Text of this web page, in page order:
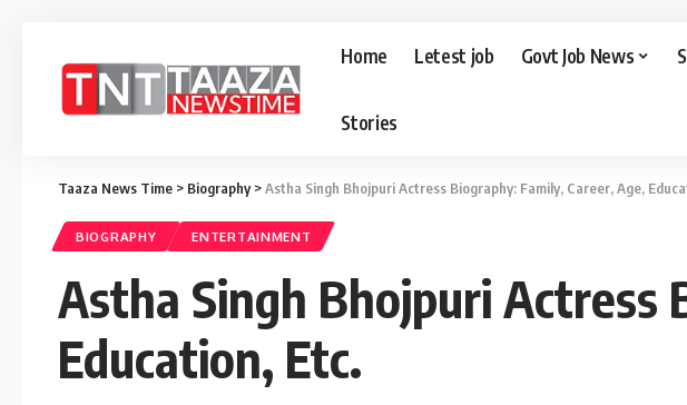
Home Letest job Govt Job News
Stories
Taaza News Time > Biography>Astha Singh Bhojpuri Actress Biography: Family, Career, Age,
BIOGRAPHY ENTERTAINMENT
Astha Singh Bhojpuri Actress
Education, Etc.